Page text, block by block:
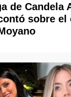
de Candela
sobre el